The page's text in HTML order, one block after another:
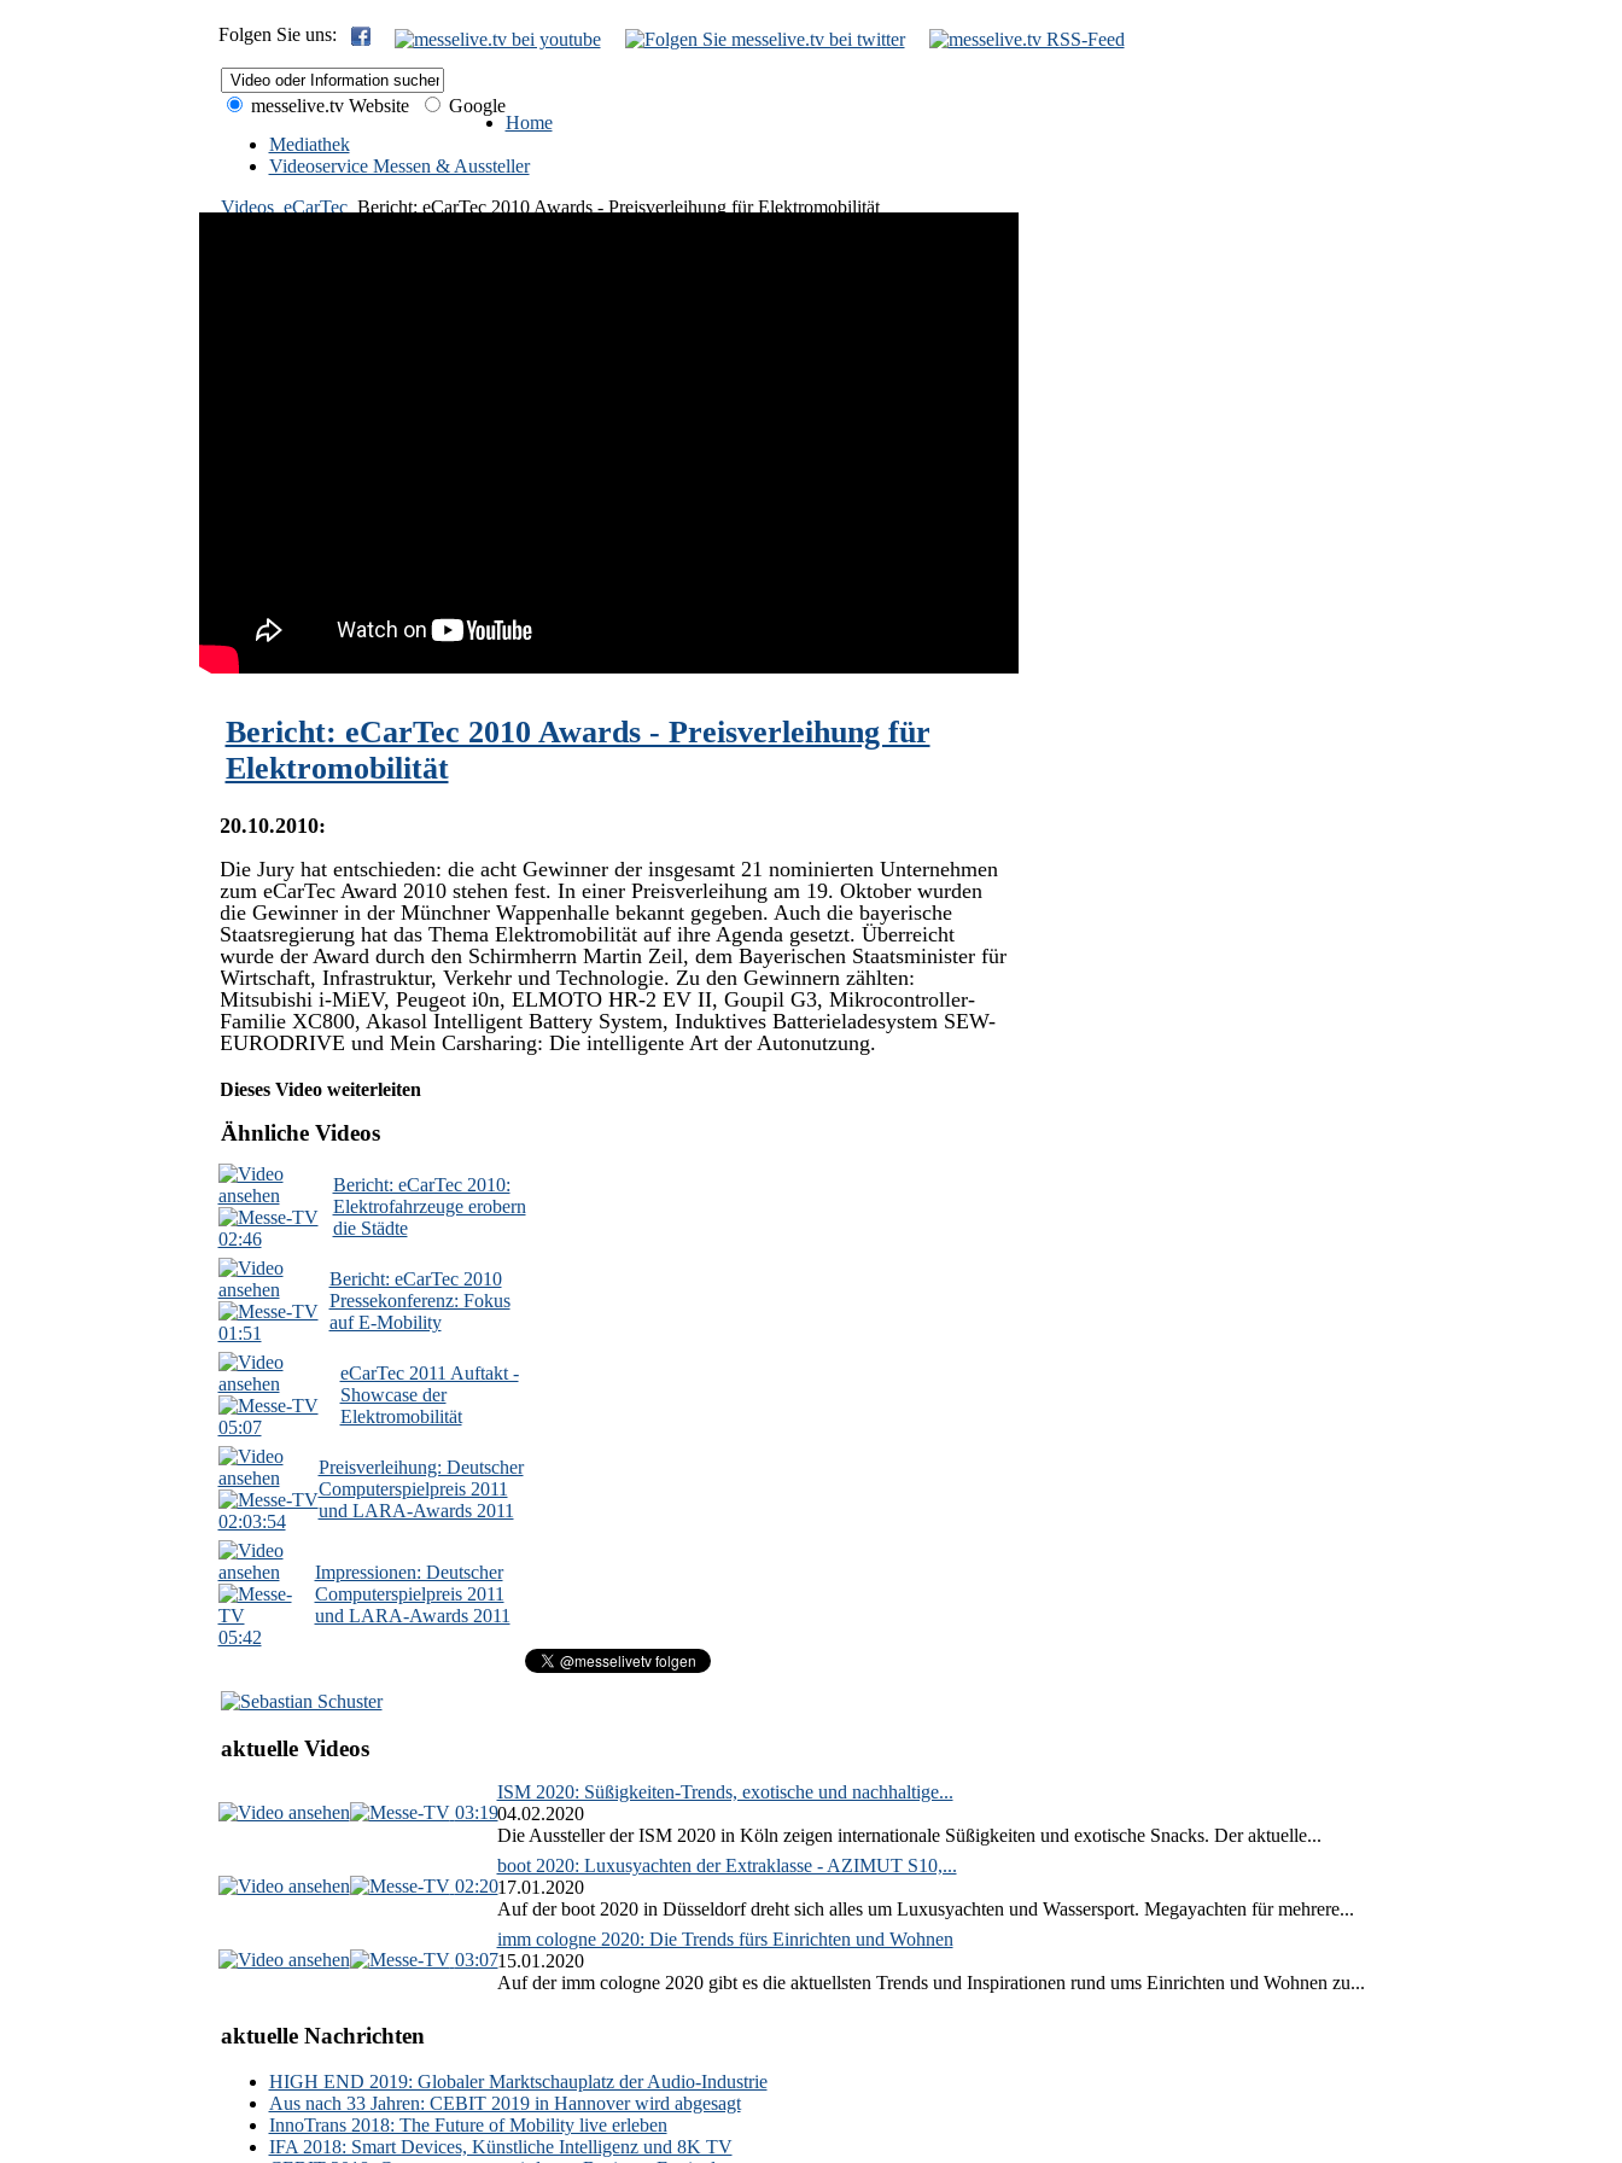
Folgen Sie uns:
messelive.tv Website
Google
Home
Mediathek
Videoservice Messen & Aussteller
Videos eCarTec Bericht: eCarTec 2010 Awards - Preisverleihung für Elektromobilität
Bericht: eCarTec 2010 Awards - Preisverleihung für
Elektromobilität
20.10.2010:
Die Jury hat entschieden: die acht Gewinner der insgesamt 21 nominierten Unternehmen
zum eCarTec Award 2010 stehen fest. In einer Preisverleihung am 19. Oktober wurden
die Gewinner in der Münchner Wappenhalle bekannt gegeben. Auch die bayerische
Staatsregierung hat das Thema Elektromobilität auf ihre Agenda gesetzt. Überreicht
wurde der Award durch den Schirmherrn Martin Zeil, dem Bayerischen Staatsminister für
Wirtschaft, Infrastruktur, Verkehr und Technologie. Zu den Gewinnern zählten:
Mitsubishi i-MiEV, Peugeot i0n, ELMOTO HR-2 EV II, Goupil G3, Mikrocontroller-
Familie XC800, Akasol Intelligent Battery System, Induktives Batterieladesystem SEW-
EURODRIVE und Mein Carsharing: Die intelligente Art der Autonutzung.
Dieses Video weiterleiten
Ähnliche Videos
02:46
Bericht: eCarTec 2010:
Elektrofahrzeuge erobern
die Städte
01:51
Bericht: eCarTec 2010
Pressekonferenz: Fokus
auf E-Mobility
05:07
eCarTec 2011 Auftakt -
Showcase der
Elektromobilität
02:03:54
Preisverleihung: Deutscher
Computerspielpreis 2011
und LARA-Awards 2011
05:42
Impressionen: Deutscher
Computerspielpreis 2011
und LARA-Awards 2011
aktuelle Videos
03:19
ISM 2020: Süßigkeiten-Trends, exotische und nachhaltige...
04.02.2020
Die Aussteller der ISM 2020 in Köln zeigen internationale Süßigkeiten und exotische Snacks. Der aktuelle...
02:20
boot 2020: Luxusyachten der Extraklasse - AZIMUT S10,...
17.01.2020
Auf der boot 2020 in Düsseldorf dreht sich alles um Luxusyachten und Wassersport. Megayachten für mehrere...
03:07
imm cologne 2020: Die Trends fürs Einrichten und Wohnen
15.01.2020
Auf der imm cologne 2020 gibt es die aktuellsten Trends und Inspirationen rund ums Einrichten und Wohnen zu...
aktuelle Nachrichten
HIGH END 2019: Globaler Marktschauplatz der Audio-Industrie
Aus nach 33 Jahren: CEBIT 2019 in Hannover wird abgesagt
InnoTrans 2018: The Future of Mobility live erleben
IFA 2018: Smart Devices, Künstliche Intelligenz und 8K TV